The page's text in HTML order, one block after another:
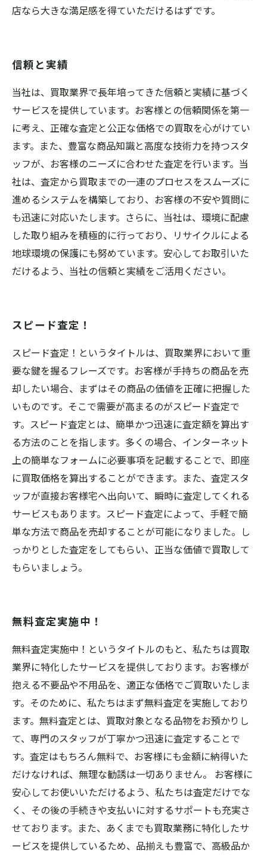
店なら大きな満足感を得ていただけるはずです。
信頼と実績
当社は、買取業界で長年培ってきた信頼と実績に基づく
サービスを提供しています。お客様との信頼関係を第一
に考え、正確な査定と公正な価格での買取を心がけてい
ます。また、豊富な商品知識と高度な技術力を持つスタ
ッフが、お客様のニーズに合わせた査定を行います。当
社は、査定から買取までの一連のプロセスをスムーズに
進めるシステムを構築しており、お客様の不安や質問に
も迅速に対応いたします。さらに、当社は、環境に配慮
した取り組みを積極的に行っており、リサイクルによる
地球環境の保護にも努めています。安心してお取引いた
だけるよう、当社の信頼と実績をご活用ください。
スピード査定！
スピード査定！というタイトルは、買取業界において重
要な鍵を握るフレーズです。お客様が手持ちの商品を売
却したい場合、まずはその商品の価値を正確に把握した
いものです。そこで需要が高まるのがスピード査定で
す。スピード査定とは、簡単かつ迅速に査定額を算出す
る方法のことを指します。多くの場合、インターネット
上の簡単なフォームに必要事項を記載することで、即座
に買取価格を算出することができます。また、査定スタ
ッフが直接お客様宅へ出向いて、瞬時に査定してくれる
サービスもあります。スピード査定によって、手軽で簡
単な方法で商品を売却することが可能になりました。し
っかりとした査定をしてもらい、正当な価値で買取して
もらいましょう。
無料査定実施中！
無料査定実施中！というタイトルのもと、私たちは買取
業界に特化したサービスを提供しております。お客様が
抱える不要品や不用品を、適正な価格でご買取いたしま
す。そのために、私たちはまず無料査定を実施しており
ます。無料査定とは、買取対象となる品物をお預かりし
て、専門のスタッフが丁寧かつ迅速に査定することで
す。査定はもちろん無料で、お客様にも金額に納得いた
だけなければ、無理な勧誘は一切ありません。 お客様に
安心してお使いいただけるよう、私たちは査定だけでな
く、その後の手続きや支払いに対するサポートも充実さ
せております。また、あくまでも買取業務に特化したサ
ービスを提供しているため、品揃えも豊富で、高級品か